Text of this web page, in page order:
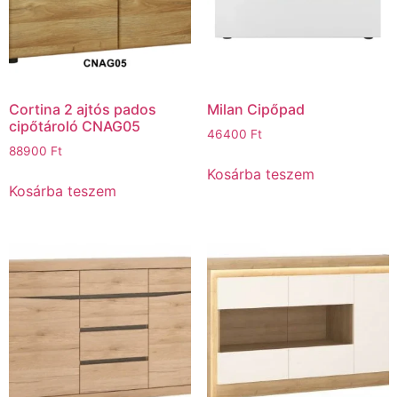
Cortina 2 ajtós pados
cipőtároló CNAG05
88900 Ft
Kosárba teszem
Milan Cipőpad
46400 Ft
Kosárba teszem